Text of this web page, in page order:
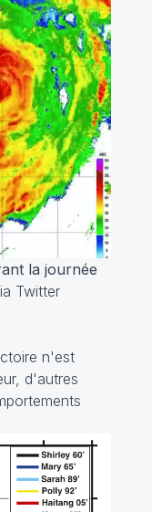
la journée
Twitter
n'est
d'autres